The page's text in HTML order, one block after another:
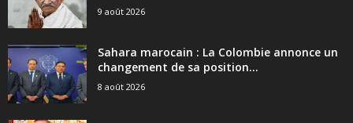
9 août 2026
Sahara marocain : La Colombie annonce un
changement de sa position...
8 août 2026